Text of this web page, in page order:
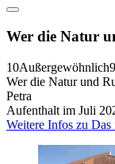
Wer die Natur
10Außergewöhnlich
Wer die Natur und
Petra
Aufenthalt im Juli
Weitere Infos zu